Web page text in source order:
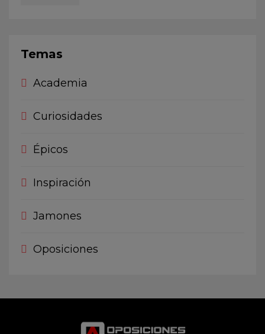
Temas
Academia
Curiosidades
Épicos
Inspiración
Jamones
Oposiciones